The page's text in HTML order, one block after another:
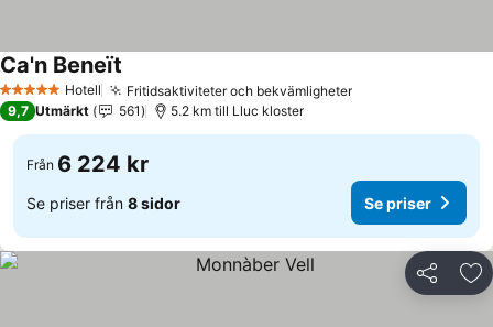
5 Stjärnor Hotell Fritidsaktiviteter och bekvämligheterSe priser
Ca'n Beneït
9,7 Utmärkt 561 5.2 km till Lluc kloster
Från 6 224 kr
Se priser från 8 sidor Se priser
Dela